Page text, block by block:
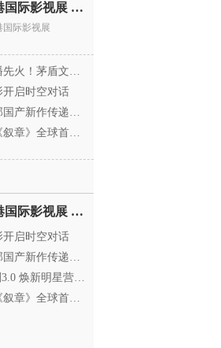
电影《60/70》亮相第30届香港国际影视展 冲刺戛纳备
国际影视展
茅盾文学奖IP首
开启时空对话
作传递银幕温情
全球首发，颠覆
电影《60/70》亮相第30届香港国际影视展 冲刺戛纳备
开启时空对话
作传递银幕温情
新明星营销，让
全球首发，颠覆